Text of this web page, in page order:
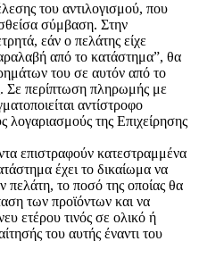
του αντιλογισμού, που
σύμβαση. Στην
εάν ο πελάτης είχε
από το κατάστημα”, θα
του σε αυτόν από το
Σε περίπτωση πληρωμής με
αντίστροφο
λογαριασμούς της Επιχείρησης
επιστραφούν κατεστραμμένα
έχει το δικαίωμα να
πελάτη, το ποσό της οποίας θα
των προϊόντων και να
ετέρου τινός σε ολικό ή
του αυτής έναντι του